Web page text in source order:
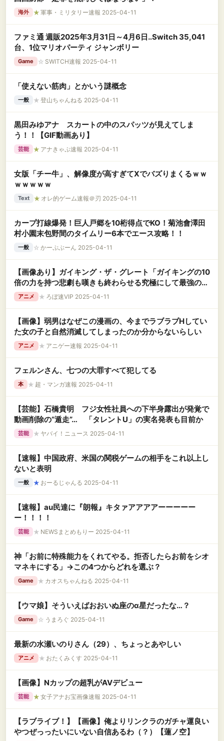
海外 ★ 軍事・ミリタリー速報 2025-04-11
ファミ通 週販2025年3月31日～4月6日‥Switch 35,041
台、1位マリオパーティ ジャンボリー
Game ☆ SWITCH速報 2025-04-11
「使えない筋肉」とかいう謎概念
一般 ★ 登山ちゃんねる 2025-04-11
黒田みゆアナ スカートの中のスパッツが見えてしま
う！！【GIF動画あり】
芸能 ★ アナきゃぷ速報 2025-04-11
女版「チー牛」、解像度が高すぎてXでバズりまくるｗｗ
ｗｗｗｗｗ
Text ★ オレ的ゲーム速報＠刃 2025-04-11
カープ打線爆発！巨人戸郷を10桁得点でKO！菊池會澤田
村小園末包野間のタイムリー6本でエース攻略！！
一般 ☆ かーぷぶーん 2025-04-11
【画像あり】ガイキング・ザ・グレート「ガイキングの10
倍の力を持つ悲劇も嘆きも終わらせる究極にして最強の炎
の巨人です」←こいつ
アニメ ★ ろぼ速VIP 2025-04-11
【画像】弱男はなぜこの漫画の、今までラブラブHしてい
た女の子と自然消滅してしまったのか分からないらしい
アニメ ★ アニゲー速報 2025-04-11
フェルンさん、七つの大罪すべて犯してる
本 ★ 超・マンガ速報 2025-04-11
【芸能】石橋貴明 フジ女性社員への下半身露出が発覚で
動画削除の“遁走”… 「タレントU」の実名発表も目前か
芸能 ★ ヤバイ！ニュース 2025-04-11
【速報】中国政府、米国の関税ゲームの相手をこれ以上し
ないと表明
一般 ★ おーるじゃんる 2025-04-11
【速報】au民達に『朗報』キタァアアアアーーーーー
ー！！！！
芸能 ★ NEWSまとめもりー 2025-04-11
神「お前に特殊能力をくれてやる。拒否したらお前をシオ
マネキにする」→この4つからどれを選ぶ？
Game ★ カオスちゃんねる 2025-04-11
【ウマ娘】そういえばおおいぬ座のα星だったな…？
Game ☆ うまろぐ 2025-04-11
最新の水瀬いのりさん（29）、ちょっとあやしい
アニメ ★ おたくみくす 2025-04-11
【画像】Nカップの超乳がAVデビュー
芸能 ★ 女子アナお宝画像速報 2025-04-11
【ラブライブ！】【画像】俺よりリンクラのガチャ運良い
やつぜっったいにいない自信あるわ（？）【蓮ノ空】